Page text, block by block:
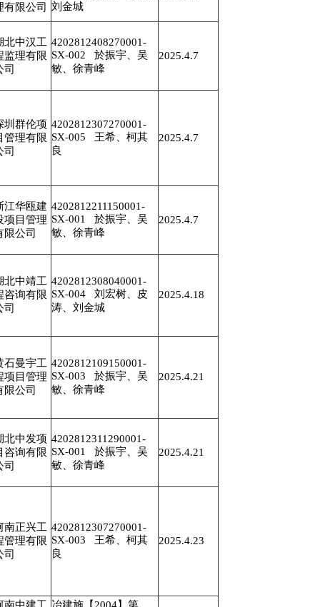
有限公司
刘金城
北中汉工
监理有限
司
4202812408270001-
SX-002 於振宇、吴
敏、徐青峰
2025.4.7
圳群伦项
管理有限
司
4202812307270001-
SX-005 王希、柯其
良
2025.4.7
江华瓯建
项目管理
限公司
4202812211150001-
SX-001 於振宇、吴
敏、徐青峰
2025.4.7
北中靖工
咨询有限
司
4202812308040001-
SX-004 刘宏树、皮
涛、刘金城
2025.4.18
石曼宇工
项目管理
限公司
4202812109150001-
SX-003 於振宇、吴
敏、徐青峰
2025.4.21
北中发项
咨询有限
司
4202812311290001-
SX-001 於振宇、吴
敏、徐青峰
2025.4.21
南正兴工
管理有限
司
4202812307270001-
SX-003 王希、柯其
良
2025.4.23